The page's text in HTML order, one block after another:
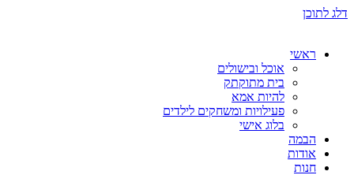
דלג לתוכן
ראשי
אוכל ובישולים
בית מתוקתק
להיות אמא
פעילויות ומשחקים לילדים
בלוג אישי
הבמה
אודות
חנות